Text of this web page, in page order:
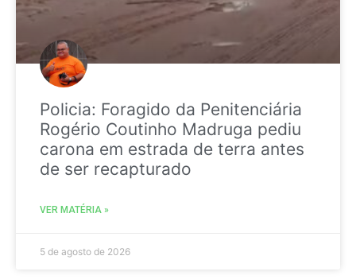
Policia: Foragido da Penitenciária
Rogério Coutinho Madruga pediu
carona em estrada de terra antes
de ser recapturado
VER MATÉRIA »
5 de agosto de 2026